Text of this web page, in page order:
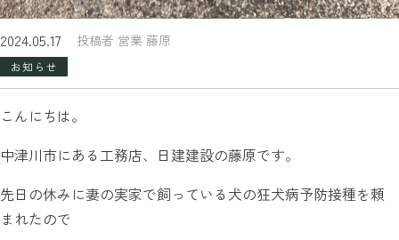
2024.05.17 投稿者 営業 藤原
お知らせ
こんにちは。
中津川市にある工務店、日建建設の藤原です。
先日の休みに妻の実家で飼っている犬の狂犬病予防接種を頼
まれたので